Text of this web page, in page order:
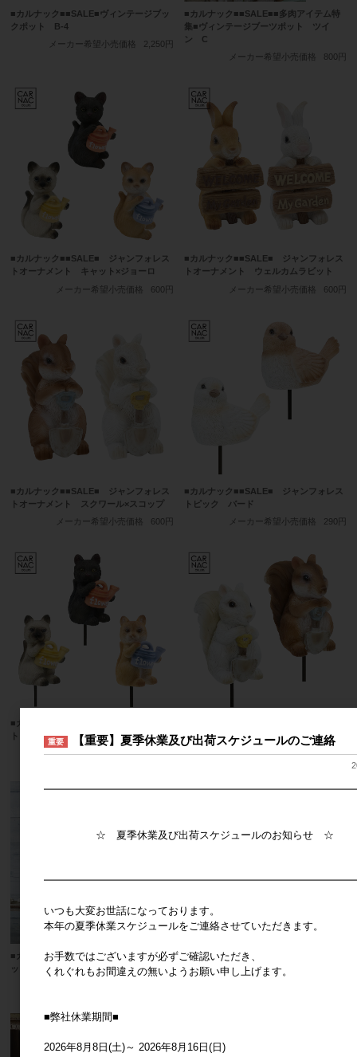
■カルナック■■SALE■ヴィンテージブッ
クポット B-4
メーカー希望小売価格
2,250円
■カルナック■■SALE■■多肉アイテム特
集■ヴィンテージブーツポット ツイ
ン C
メーカー希望小売価格
800円
■カルナック■■SALE■ ジャンフォレス
トオーナメント キャット×ジョーロ
メーカー希望小売価格
600円
■カルナック■■SALE■ ジャンフォレス
トオーナメント ウェルカムラビット
メーカー希望小売価格
600円
■カルナック■■SALE■ ジャンフォレス
トオーナメント スクワール×スコップ
メーカー希望小売価格
600円
■カルナック■■SALE■ ジャンフォレス
トピック バード
メーカー希望小売価格
290円
■カルナック■■SALE■ ジャンフォレス
トピック キャット×ジョーロ
メーカー希望小売価格
340円
トピック スクワール×スコップ
メーカー希望小売価格
340円
■カルナック■■SALE■ ヴィンテージブ
ックポット C-6
■カルナック■■SALE■ ヴィンテージブ
ックポット B-4
重要 【重要】夏季休業及び出荷スケジュールのご連絡
☆ 夏季休業及び出荷スケジュールのお知らせ ☆
いつも大変お世話になっております。
本年の夏季休業スケジュールをご連絡させていただきます。
お手数ではございますが必ずご確認いただき、
くれぐれもお間違えの無いようお願い申し上げます。
■弊社休業期間■
2026年8月8日(土)～ 2026年8月16日(日)